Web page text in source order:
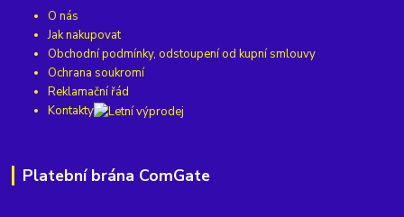
O nás
Jak nakupovat
Obchodní podmínky, odstoupení od kupní smlouvy
Ochrana soukromí
Reklamační řád
Kontakty
Platební brána ComGate